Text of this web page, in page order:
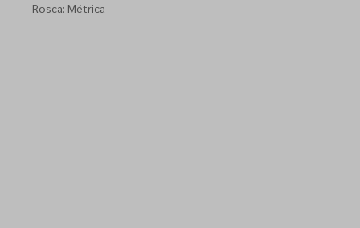
Rosca: Métrica